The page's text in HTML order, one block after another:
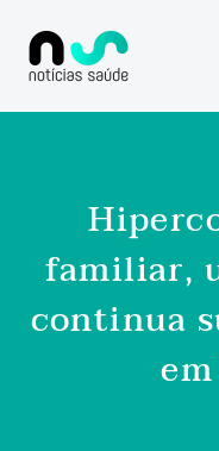
familiar,
continua